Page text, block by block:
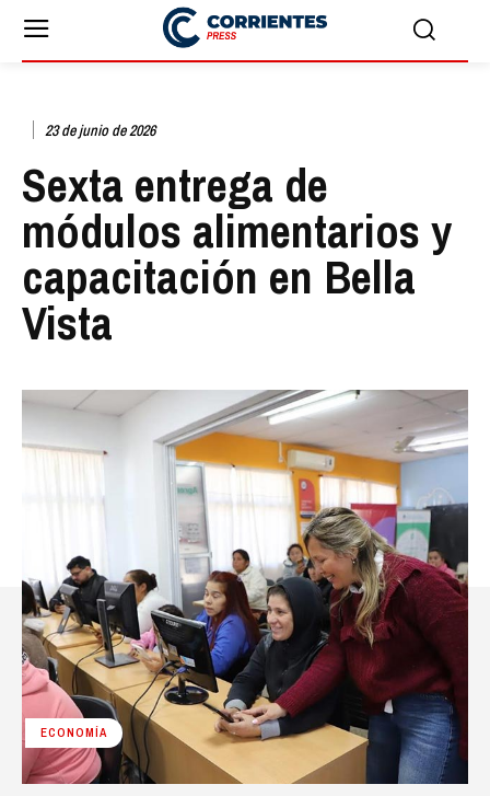
23 de junio de 2026
Sexta entrega de
módulos alimentarios y
capacitación en Bella
Vista
ECONOMÍA